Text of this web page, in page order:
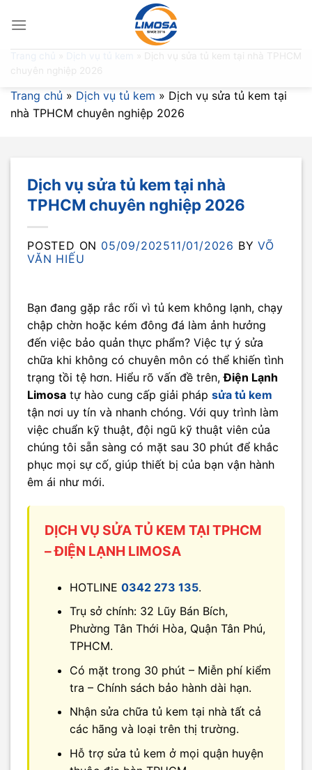
Dịch vụ sửa tủ kem tại nhà TPHCM
chuyên nghiệp 2026
Trang chủ » Dịch vụ tủ kem » Dịch vụ sửa tủ kem tại
nhà TPHCM chuyên nghiệp 2026
Dịch vụ sửa tủ kem tại nhà
TPHCM chuyên nghiệp 2026
POSTED ON 05/09/202511/01/2026 BYVÕ
VĂN HIẾU
Bạn đang gặp rắc rối vì tủ kem không lạnh, chạy
chập chờn hoặc kém đông đá làm ảnh hưởng
đến việc bảo quản thực phẩm? Việc tự ý sửa
chữa khi không có chuyên môn có thể khiến tình
trạng tồi tệ hơn. Hiểu rõ vấn đề trên,Điện Lạnh
Limosa tự hào cung cấp giải pháp sửa tủ kem
tận nơi uy tín và nhanh chóng. Với quy trình làm
việc chuẩn kỹ thuật, đội ngũ kỹ thuật viên của
chúng tôi sẵn sàng có mặt sau 30 phút để khắc
phục mọi sự cố, giúp thiết bị của bạn vận hành
êm ái như mới.
DỊCH VỤ SỬA TỦ KEM TẠI TPHCM
– ĐIỆN LẠNH LIMOSA
HOTLINE 0342 273 135.
Trụ sở chính: 32 Lũy Bán Bích,
Phường Tân Thới Hòa, Quận Tân Phú,
TPHCM.
Có mặt trong 30 phút – Miễn phí kiểm
tra – Chính sách bảo hành dài hạn.
Nhận sửa chữa tủ kem tại nhà tất cả
các hãng và loại trên thị trường.
Hỗ trợ sửa tủ kem ở mọi quận huyện